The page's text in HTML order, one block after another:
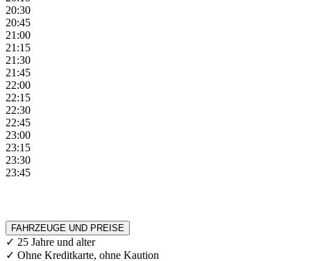
20:30
20:45
21:00
21:15
21:30
21:45
22:00
22:15
22:30
22:45
23:00
23:15
23:30
23:45
FAHRZEUGE UND PREISE
✓ 25 Jahre und alter
✓ Ohne Kreditkarte, ohne Kaution